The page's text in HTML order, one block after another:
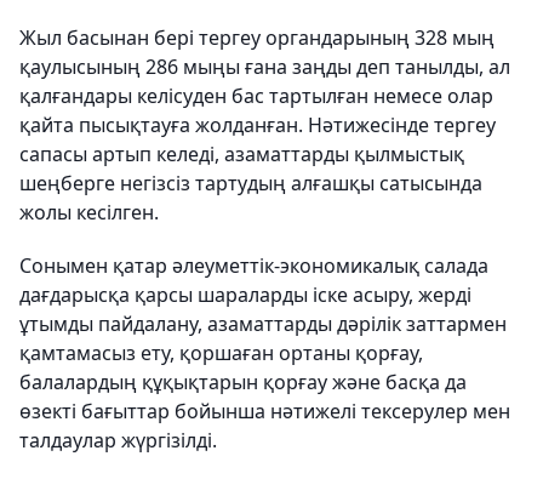
Жыл басынан бері тергеу органдарының 328 мың
қаулысының 286 мыңы ғана заңды деп танылды, ал
қалғандары келісуден бас тартылған немесе олар
қайта пысықтауға жолданған. Нәтижесінде тергеу
сапасы артып келеді, азаматтарды қылмыстық
шеңберге негізсіз тартудың алғашқы сатысында
жолы кесілген.
Сонымен қатар әлеуметтік-экономикалық салада
дағдарысқа қарсы шараларды іске асыру, жерді
ұтымды пайдалану, азаматтарды дәрілік заттармен
қамтамасыз ету, қоршаған ортаны қорғау,
балалардың құқықтарын қорғау және басқа да
өзекті бағыттар бойынша нәтижелі тексерулер мен
талдаулар жүргізілді.